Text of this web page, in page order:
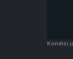
Kondisi